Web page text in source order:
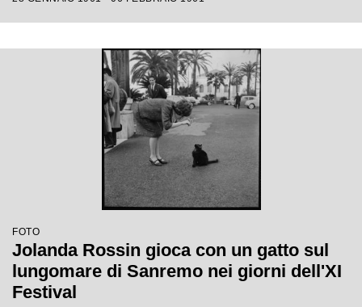
FOTO
Jolanda Rossin gioca con un gatto sul
lungomare di Sanremo nei giorni dell'XI
Festival